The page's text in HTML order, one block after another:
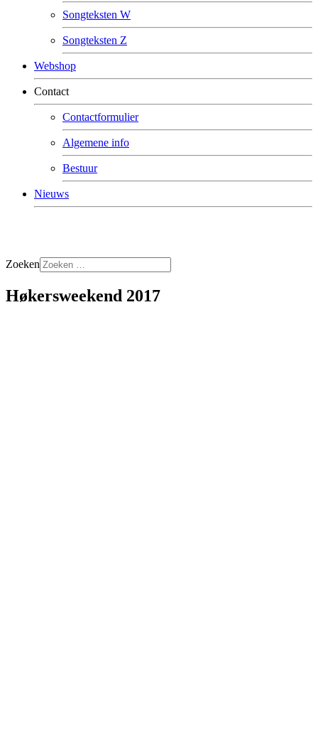
Songteksten W
Songteksten Z
Webshop
Contact
Contactformulier
Algemene info
Bestuur
Nieuws
Zoeken
Høkersweekend 2017